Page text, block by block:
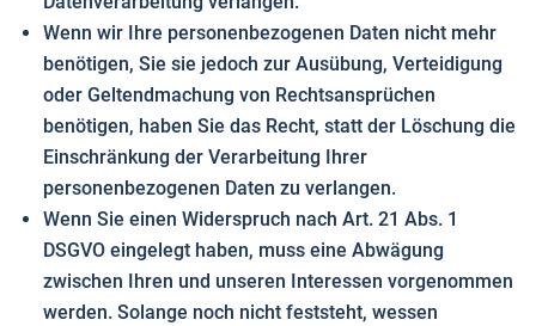
Wenn wir Ihre personenbezogenen Daten nicht mehr
benötigen, Sie sie jedoch zur Ausübung, Verteidigung
oder Geltendmachung von Rechtsansprüchen
benötigen, haben Sie das Recht, statt der Löschung die
Einschränkung der Verarbeitung Ihrer
personenbezogenen Daten zu verlangen.
Wenn Sie einen Widerspruch nach Art. 21 Abs. 1
DSGVO eingelegt haben, muss eine Abwägung
zwischen Ihren und unseren Interessen vorgenommen
werden. Solange noch nicht feststeht, wessen